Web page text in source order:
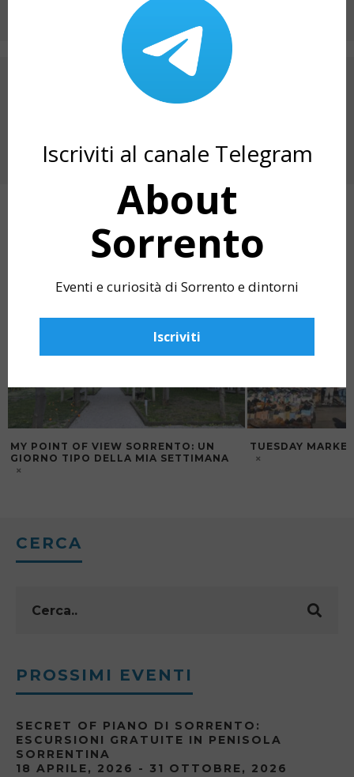
ARTICOLO PRECEDENTE
LA TAVOLA DEI 300 A MASSA LUBRENSE
VICO D’ESTATE 2026: EVENTI DI GIUGNO A
VICO EQUENSE
ARTICOLI CORRELATI
MY POINT OF VIEW SORRENTO: UN
GIORNO TIPO DELLA MIA SETTIMANA
TUESDAY
CERCA
PROSSIMI EVENTI
SECRET OF PIANO DI SORRENTO:
ESCURSIONI GRATUITE IN PENISOLA
SORRENTINA
18 APRILE, 2026 - 31 OTTOBRE, 2026
Iscriviti al canale Telegram
About
Sorrento
Eventi e curiosità di Sorrento e dintorni
Iscriviti